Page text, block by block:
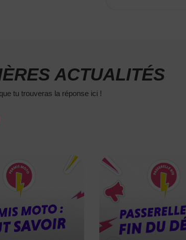
ACTUALITÉS
tu trouveras la réponse ici !